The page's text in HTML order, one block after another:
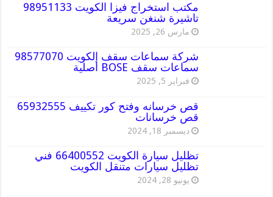
مكتب استخراج فيزا الكويت 98951133
تاشيرة شنغن سريعة
مارس 26, 2025
شركة سماعات سقف الكويت 98577070
سماعات سقف BOSE أصلية
فبراير 5, 2025
قص خرسانه وفتح كور تكييف 65932555
قص خرسانات
ديسمبر 18, 2024
تظليل سيارة الكويت 66400552 فني
تظليل سيارات متنقل الكويت
يونيو 28, 2024